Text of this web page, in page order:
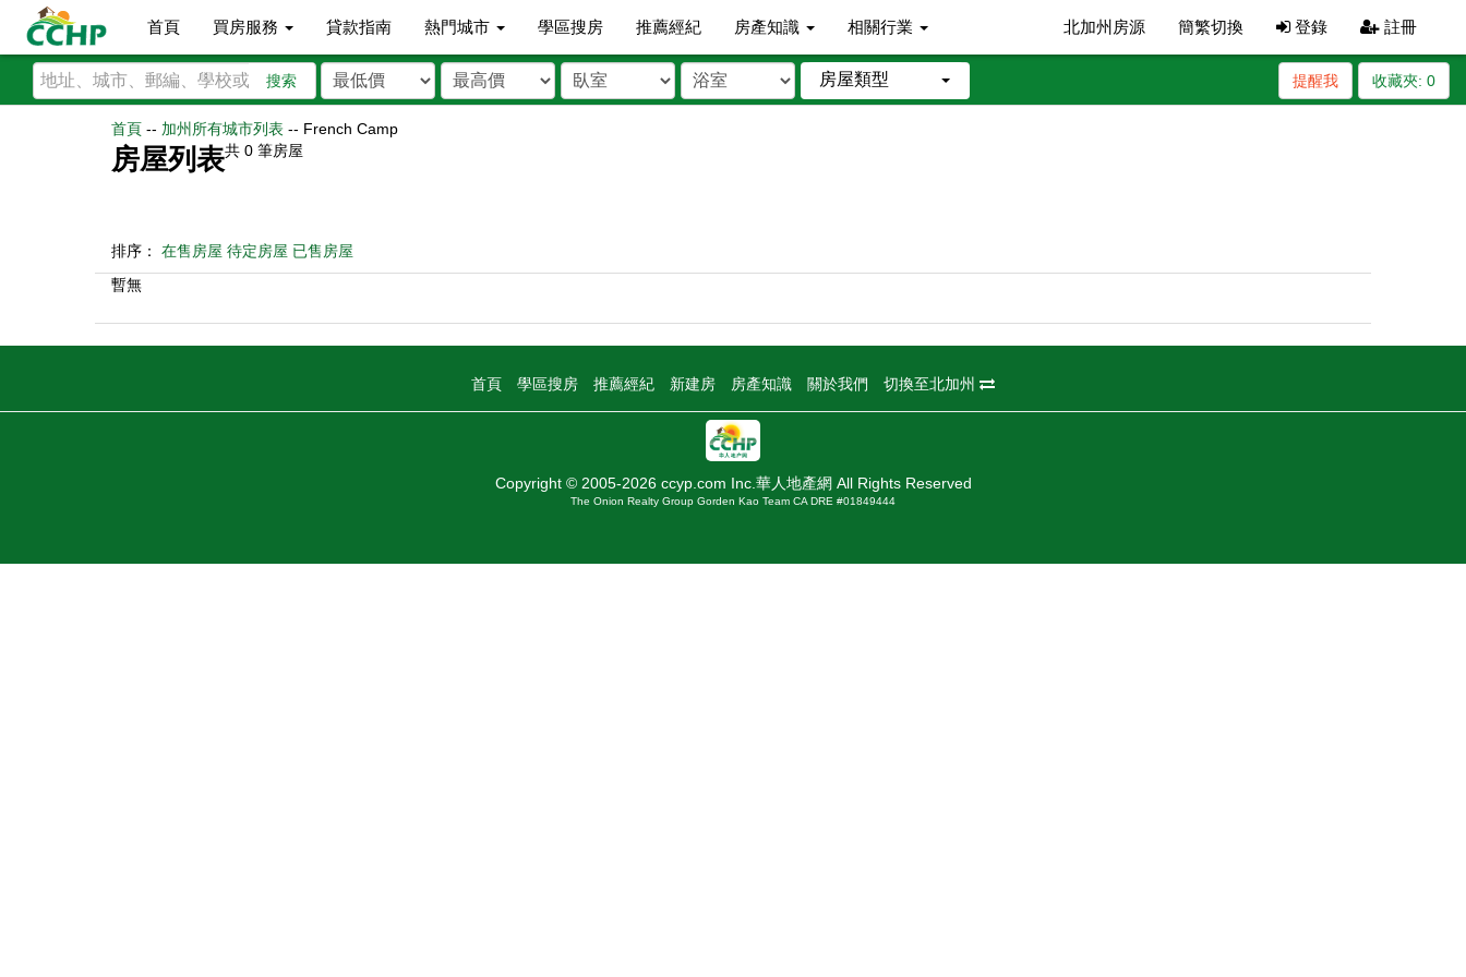
首頁 買房服務 貸款指南 熱門城市 學區搜房 推薦經紀 房產知識 相關行業 北加州房源 簡繁切換 登錄 註冊
搜索 房屋類型 收藏夾: 0
提醒我
首頁 -- 加州所有城市列表 -- French Camp
房屋列表共 0 筆房屋
排序： 在售房屋 待定房屋 已售房屋
暫無
首頁 學區搜房 推薦經紀 新建房 房產知識 關於我們 切換至北加州
Copyright © 2005-2026 ccyp.com Inc.華人地產網 All Rights Reserved
The Onion Realty Group Gorden Kao Team CA DRE #01849444